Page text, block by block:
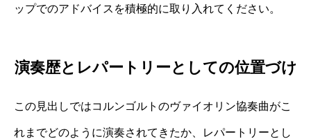
ップでのアドバイスを積極的に取り入れてください。
演奏歴とレパートリーとしての位置づけ
この見出しではコルンゴルトのヴァイオリン協奏曲がこ
れまでどのように演奏されてきたか、レパートリーとし